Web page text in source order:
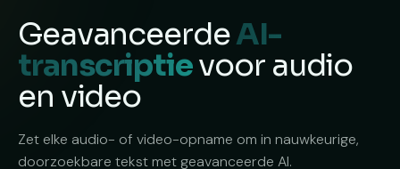
GeavanceerdeAI-
transcriptievoor audio
en video
Zet elke audio- of video-opname om in nauwkeurige,
doorzoekbare tekst met geavanceerde AI.